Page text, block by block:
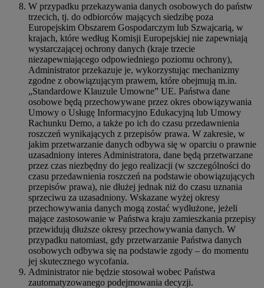
W przypadku przekazywania danych osobowych do państw
trzecich, tj. do odbiorców mających siedzibę poza
Europejskim Obszarem Gospodarczym lub Szwajcarią, w
krajach, które według Komisji Europejskiej nie zapewniają
wystarczającej ochrony danych (kraje trzecie
niezapewniającego odpowiedniego poziomu ochrony),
Administrator przekazuje je, wykorzystując mechanizmy
zgodne z obowiązującym prawem, które obejmują m.in.
„Standardowe Klauzule Umowne” UE. Państwa dane
osobowe będą przechowywane przez okres obowiązywania
Umowy o Usługę Informacyjno Edukacyjną lub Umowy
Rachunku Demo, a także po ich do czasu przedawnienia
roszczeń wynikających z przepisów prawa. W zakresie, w
jakim przetwarzanie danych odbywa się w oparciu o prawnie
uzasadniony interes Administratora, dane będą przetwarzane
przez czas niezbędny do jego realizacji (w szczególności do
czasu przedawnienia roszczeń na podstawie obowiązujących
przepisów prawa), nie dłużej jednak niż do czasu uznania
sprzeciwu za uzasadniony. Wskazane wyżej okresy
przechowywania danych mogą zostać wydłużone, jeżeli
mające zastosowanie w Państwa kraju zamieszkania przepisy
przewidują dłuższe okresy przechowywania danych. W
przypadku natomiast, gdy przetwarzanie Państwa danych
osobowych odbywa się na podstawie zgody – do momentu
jej skutecznego wycofania.
Administrator nie będzie stosował wobec Państwa
zautomatyzowanego podejmowania decyzji.